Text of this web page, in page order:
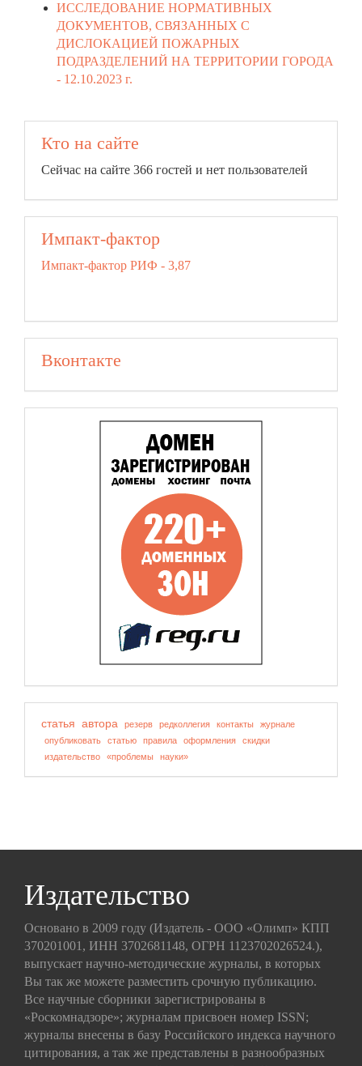
ИССЛЕДОВАНИЕ НОРМАТИВНЫХ
ДОКУМЕНТОВ, СВЯЗАННЫХ С
ДИСЛОКАЦИЕЙ ПОЖАРНЫХ
ПОДРАЗДЕЛЕНИЙ НА ТЕРРИТОРИИ ГОРОДА
- 12.10.2023 г.
Кто на сайте
Сейчас на сайте 366 гостей и нет пользователей
Импакт-фактор
Импакт-фактор РИФ - 3,87
Вконтакте
статья автора резерв редколлегия контакты
журнале
опубликовать
статью правила оформления
скидки
издательство
«проблемы науки»
Издательство
Основано в 2009 году (Издатель - ООО «Олимп» КПП
370201001, ИНН 3702681148, ОГРН 1123702026524.),
выпускает научно-методические журналы, в которых
Вы так же можете разместить срочную публикацию.
Все научные сборники зарегистрированы в
«Роскомнадзоре»; журналам присвоен номер ISSN;
журналы внесены в базу Российского индекса научного
цитирования, а так же представлены в разнообразных